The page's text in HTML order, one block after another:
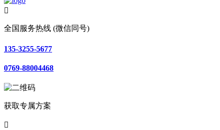

全国服务热线 (微信同号)
135-3255-5677
0769-88004468
获取专属方案
